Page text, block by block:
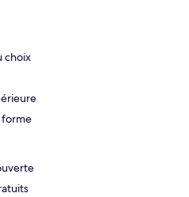
choix
forme